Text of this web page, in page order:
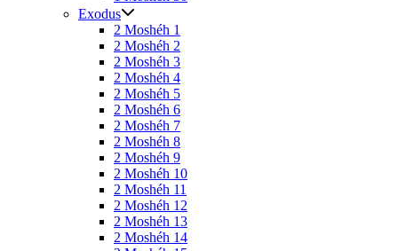
Exodus
2 Moshéh 1
2 Moshéh 2
2 Moshéh 3
2 Moshéh 4
2 Moshéh 5
2 Moshéh 6
2 Moshéh 7
2 Moshéh 8
2 Moshéh 9
2 Moshéh 10
2 Moshéh 11
2 Moshéh 12
2 Moshéh 13
2 Moshéh 14